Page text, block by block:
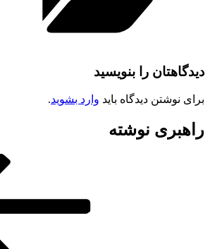
دیدگاهتان را بنویسید
برای نوشتن دیدگاه باید وارد بشوید.
راهبری نوشته